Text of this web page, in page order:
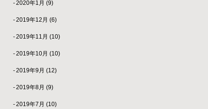
2020年1月 (9)
2019年12月 (6)
2019年11月 (10)
2019年10月 (10)
2019年9月 (12)
2019年8月 (9)
2019年7月 (10)